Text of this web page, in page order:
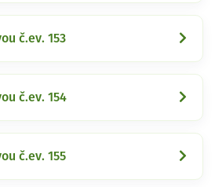
č.ev. 153
č.ev. 154
č.ev. 155